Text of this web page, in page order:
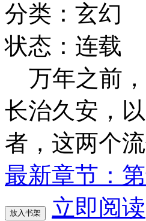
分类：玄幻
状态：连载
万年之前，
长治久安，
者，这两个
最新章节：
放入书架 立即阅读